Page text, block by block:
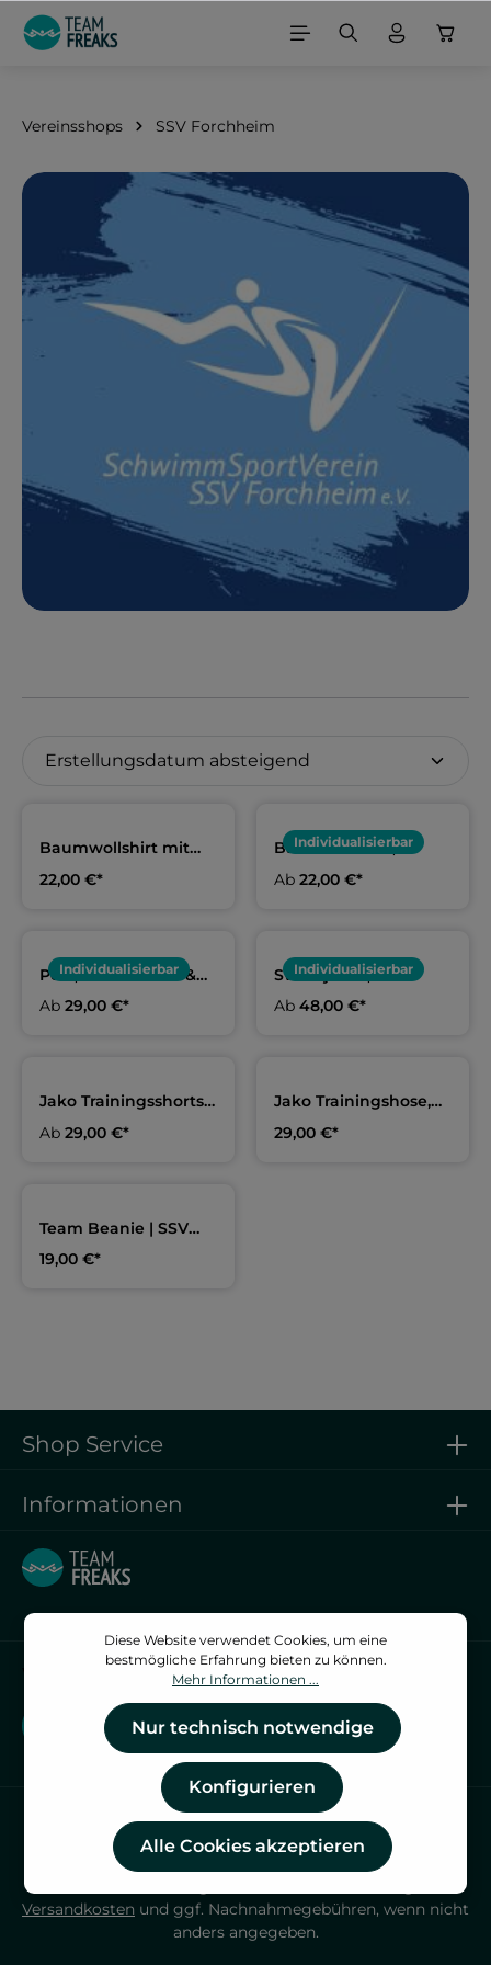
springen
Vereinsshops SSV Forchheim
Baumwollshirt mit
& Kids | SSV
22,00 €*
Individualisierbar
Baumwollshirt,
SSV Forchheim
Ab 22,00 €*
Individualisierbar
Polo, Erwachsene &
Ab 29,00 €*
Individualisierbar
Sweatjacke,
SSV Forchheim
Ab 48,00 €*
Jako Trainingsshorts,
SSV Forchheim
Ab 29,00 €*
Jako Trainingshose,
SSV Forchheim
29,00 €*
Team Beanie | SSV
19,00 €*
Vertrag widerrufen
Vertrag widerrufen
Shop Service
Informationen
Versandkosten und ggf. Nachnahmegebühren, wenn nicht
anders angegeben.
Diese Website verwendet Cookies, um eine
bestmögliche Erfahrung bieten zu können.
Mehr Informationen ...
Nur technisch notwendige
Konfigurieren
Alle Cookies akzeptieren